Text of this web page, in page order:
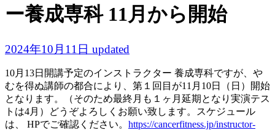
ー養成専科 11月から開始
2024年10月11日 updated
10月13日開講予定のインストラクター 養成専科ですが、や
むを得ぬ講師の都合により、第１回目が11月10日（日）開始
となります。（そのため最終月も１ヶ月延期となり実演テス
トは4月）どうぞよろしくお願い致します。スケジュール
は、 HPでご確認ください。 https://cancerfitness.jp/instructor-